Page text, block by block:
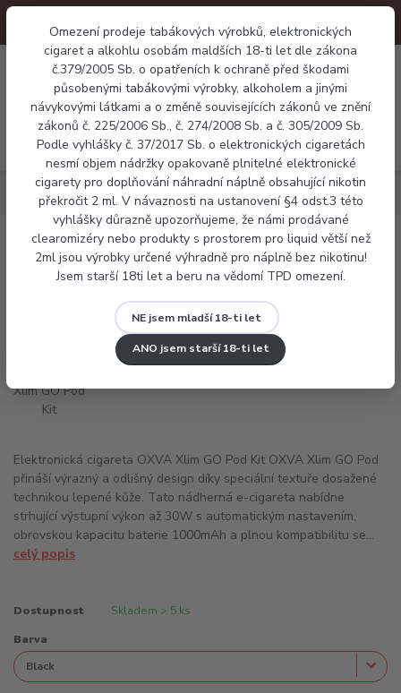
Omezení prodeje tabákových výrobků, elektronických
cigaret a alkohlu osobám maldších 18-ti let dle zákona
č.379/2005 Sb. o opatřeních k ochraně před škodami
působenými tabákovými výrobky, alkoholem a jinými
návykovými látkami a o změně souvisejících zákonů ve znění
zákonů č. 225/2006 Sb., č. 274/2008 Sb. a č. 305/2009 Sb.
Podle vyhlášky č. 37/2017 Sb. o elektronických cigaretách
nesmí objem nádržky opakovaně plnitelné elektronické
cigarety pro doplňování náhradní náplně obsahující nikotin
překročit 2 ml. V návaznosti na ustanovení §4 odst.3 této
vyhlášky důrazně upozorňujeme, že námi prodávané
clearomizéry nebo produkty s prostorem pro liquid větší než
2ml jsou výrobky určené výhradně pro náplně bez nikotinu!
Jsem starší 18ti let a beru na vědomí TPD omezení.
NE jsem mladší 18-ti let
ANO jsem starší 18-ti let
Menu
0 Kč
Elektronické cigarety Pod systémy OXVA Xlim GO Pod Kit
OXVA Xlim GO Pod Kit
Elektronická cigareta OXVA Xlim GO Pod Kit OXVA Xlim GO Pod
přináší výrazný a odlišný design díky speciální textuře dosažené
technikou lepené kůže. Tato nádherná e-cigareta nabídne
strhující výstupní výkon až 30W s automatickým nastavením,
obrovskou kapacitu baterie 1000mAh a plnou kompatibilitu se...
celý popis
Dostupnost Skladem > 5 ks
Barva